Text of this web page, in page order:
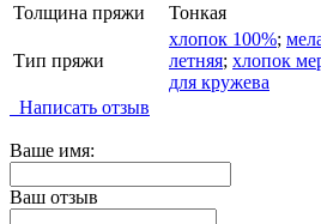
Толщина пряжи
Тонкая
Тип пряжи
хлопок 100%;
летняя; хлопок
для кружева
Написать отзыв
Ваше имя:
Ваш отзыв